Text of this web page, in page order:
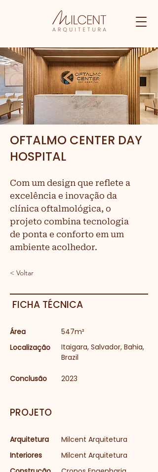
OFTALMO CENTER DAY
HOSPITAL
Com um design que reflete a
excelência e inovação da
clínica oftalmológica, o
projeto combina tecnologia
de ponta e conforto em um
ambiente acolhedor.
< Voltar
FICHA TÉCNICA
Área
547m²
Localização
Itaigara, Salvador, Bahia,
Brazil
Conclusão 2023
PROJETO
Milcent Arquitetura
Arquitetura
Interiores
Milcent Arquitetura